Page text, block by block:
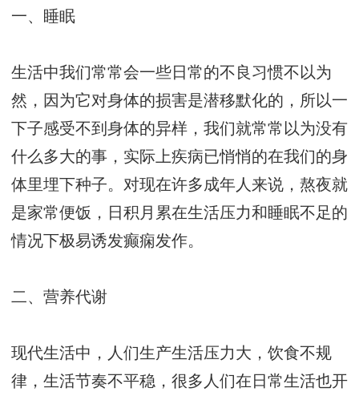
一、睡眠
生活中我们常常会一些日常的不良习惯不以为
然，因为它对身体的损害是潜移默化的，所以一
下子感受不到身体的异样，我们就常常以为没有
什么多大的事，实际上疾病已悄悄的在我们的身
体里埋下种子。对现在许多成年人来说，熬夜就
是家常便饭，日积月累在生活压力和睡眠不足的
情况下极易诱发癫痫发作。
二、营养代谢
现代生活中，人们生产生活压力大，饮食不规
律，生活节奏不平稳，很多人们在日常生活也开